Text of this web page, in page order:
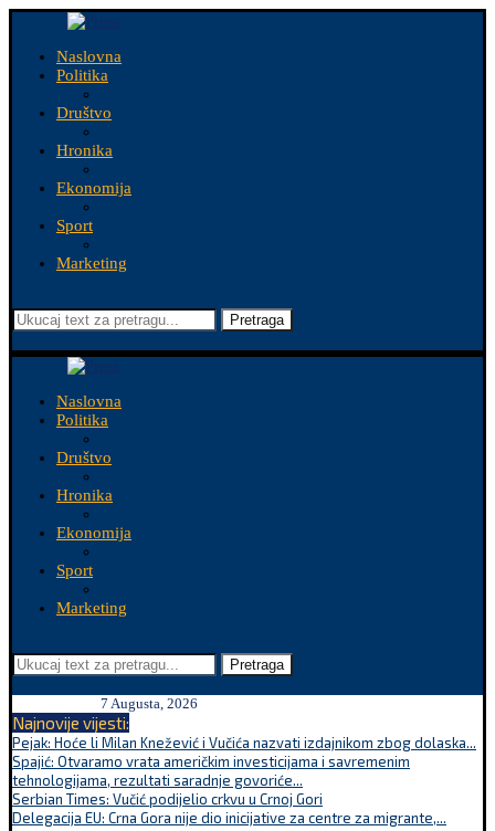
Naslovna
Politika
Društvo
Hronika
Ekonomija
Sport
Marketing
Pretraga
Naslovna
Politika
Društvo
Hronika
Ekonomija
Sport
Marketing
Pretraga
7 Augusta, 2026
Najnovije vijesti:
Pejak: Hoće li Milan Knežević i Vučića nazvati izdajnikom zbog dolaska...
Spajić: Otvaramo vrata američkim investicijama i savremenim
tehnologijama, rezultati saradnje govoriće...
Serbian Times: Vučić podijelio crkvu u Crnoj Gori
Delegacija EU: Crna Gora nije dio inicijative za centre za migrante,...